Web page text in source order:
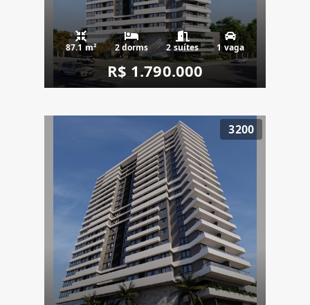
87.1 m² 2 dorms 2 suítes 1 vaga
R$ 1.790.000
3200